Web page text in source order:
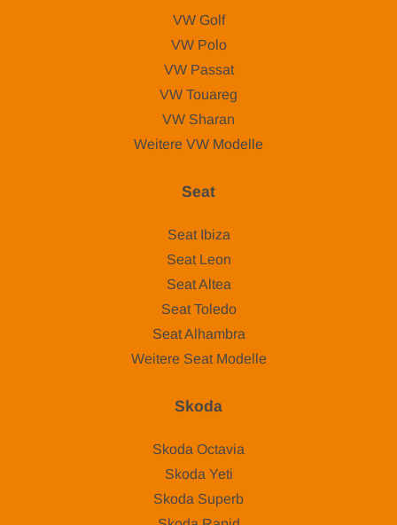
VW Golf
VW Polo
VW Passat
VW Touareg
VW Sharan
Weitere VW Modelle
Seat
Seat Ibiza
Seat Leon
Seat Altea
Seat Toledo
Seat Alhambra
Weitere Seat Modelle
Skoda
Skoda Octavia
Skoda Yeti
Skoda Superb